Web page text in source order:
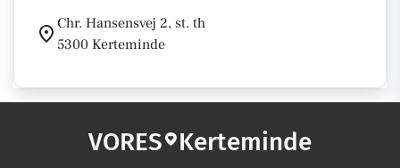
Chr. Hansensvej 2, st. th
5300 Kerteminde
VORES Kerteminde